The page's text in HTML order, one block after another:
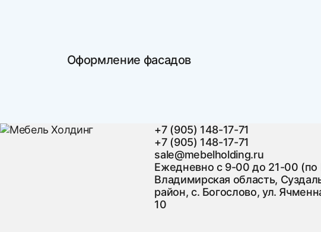
Оформление фасадов
+7 (905) 148-17-71
+7 (905) 148-17-71
sale@mebelholding.ru
Ежедневно с 9-00 до 21-00
Владимирская область,
район, с. Богослово, ул.
10